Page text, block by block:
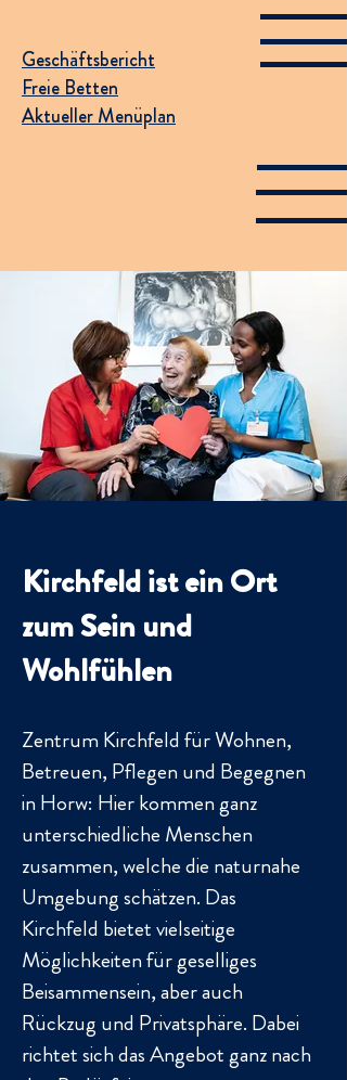
Geschäftsbericht
Freie Betten
Aktueller Menüplan
Kirchfeld ist ein Ort
zum Sein und
Wohlfühlen
Zentrum Kirchfeld für Wohnen,
Betreuen, Pflegen und Begegnen
in Horw: Hier kommen ganz
unterschiedliche Menschen
zusammen, welche die naturnahe
Umgebung schätzen. Das
Kirchfeld bietet vielseitige
Möglichkeiten für geselliges
Beisammensein, aber auch
Rückzug und Privatsphäre. Dabei
richtet sich das Angebot ganz nach